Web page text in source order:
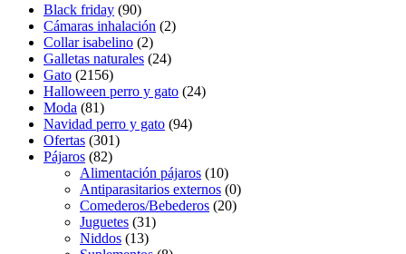
Black friday (90)
Cámaras inhalación (2)
Collar isabelino (2)
Galletas naturales (24)
Gato (2156)
Halloween perro y gato (24)
Moda (81)
Navidad perro y gato (94)
Ofertas (301)
Pájaros (82)
Alimentación pájaros (10)
Antiparasitarios externos (0)
Comederos/Bebederos (20)
Juguetes (31)
Niddos (13)